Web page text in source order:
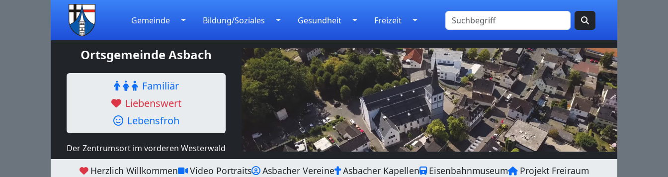
Gemeinde Bildung/Soziales Gesundheit Freizeit
Ortsgemeinde Asbach
Familiär
Liebenswert
Lebensfroh
Der Zentrumsort im vorderen Westerwald
Herzlich Willkommen Video Portraits Asbacher Vereine Asbacher Kapellen Eisenbahnmuseum Projekt Freiraum